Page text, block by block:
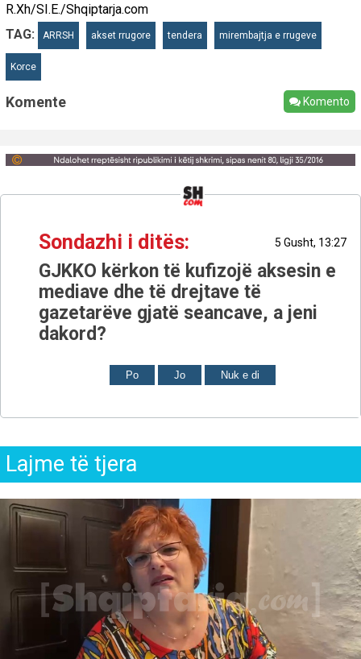
R.Xh/SI.E./Shqiptarja.com
TAG:
ARRSH akset rrugore tendera mirembajtja e rrugeve
Korce
Komente Komento
Sondazhi i ditës: 5 Gusht, 13:27
GJKKO kërkon të kufizojë aksesin e
mediave dhe të drejtave të
gazetarëve gjatë seancave, a jeni
dakord?
Po Jo Nuk e di
Lajme të tjera